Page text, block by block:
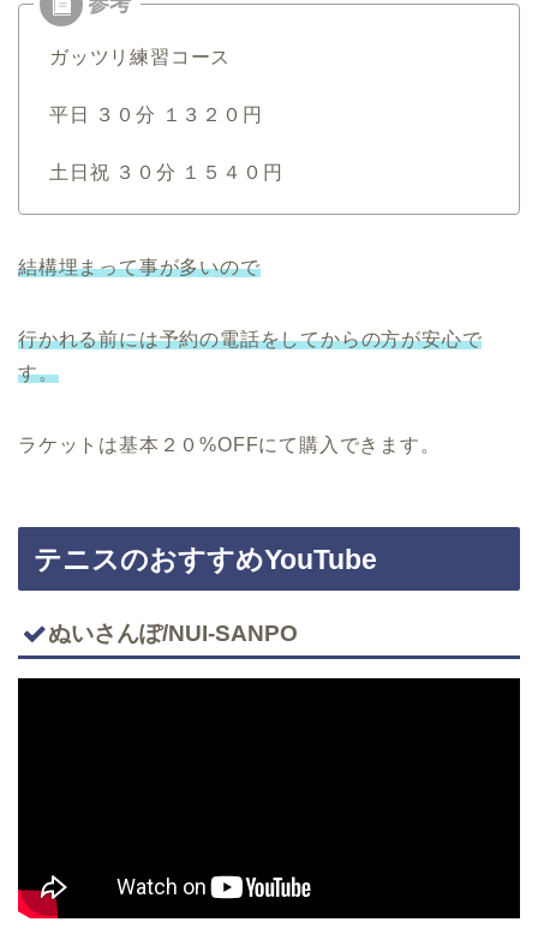
ガッツリ練習コース
平日 ３０分 １３２０円
土日祝 ３０分 １５４０円
結構埋まって事が多いので
行かれる前には予約の電話をしてからの方が安心で
す。
ラケットは基本２０%OFFにて購入できます。
テニスのおすすめYouTube
ぬいさんぽ/NUI-SANPO